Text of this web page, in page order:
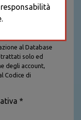
al Database
trattati solo ed
degli account,
Codice di
dalla legge e
caso per caso
*